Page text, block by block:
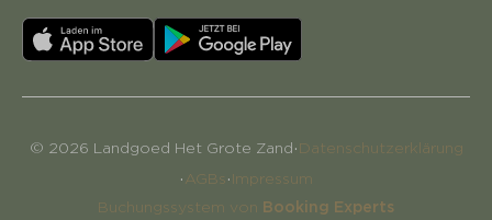
© 2026 Landgoed Het Grote Zand·Datenschutzerklärung
·AGBs·Impressum
Buchungssystem von Booking Experts